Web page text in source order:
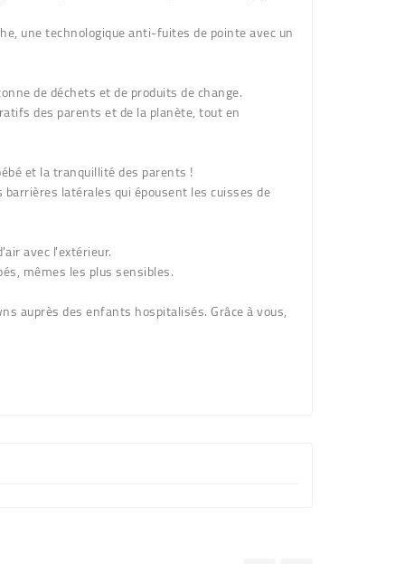
une technologique anti-fuites de pointe avec un
de déchets et de produits de change.
des parents et de la planète, tout en
et la tranquillité des parents !
barrières latérales qui épousent les cuisses de
avec l'extérieur.
mêmes les plus sensibles.
auprès des enfants hospitalisés. Grâce à vous,